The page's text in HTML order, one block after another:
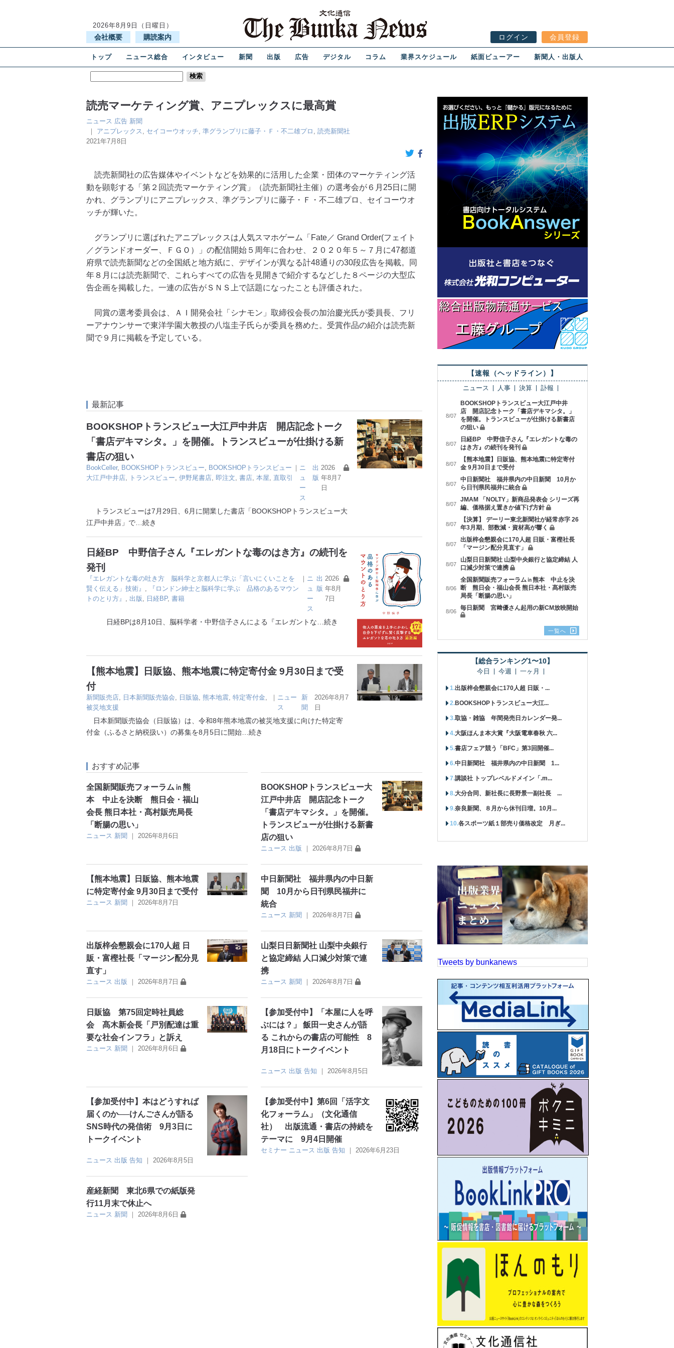
2026年8月9日（日曜日）
会社概要 購読案内 ログイン 会員登録
トップ ニュース総合 インタビュー 新聞 出版 広告 デジタル コラム 業界スケジュール 紙面ビューアー 新聞人・出版人
読売マーケティング賞、アニプレックスに最高賞
ニュース 広告 新聞
｜ アニプレックス , セイコーウオッチ, 準グランプリに藤子・Ｆ・不二雄プロ , 読売新聞社
2021年7月8日
読売新聞社の広告媒体やイベントなどを効果的に活用した企業・団体のマーケティング活
動を顕彰する「第２回読売マーケティング賞」（読売新聞社主催）の選考会が６月25日に開
かれ、グランプリにアニプレックス、準グランプリに藤子・Ｆ・不二雄プロ、セイコーウオ
ッチが輝いた。
グランプリに選ばれたアニプレックスは人気スマホゲーム「Fate／ Grand Order(フェイト
／グランドオーダー、ＦＧＯ）」の配信開始５周年に合わせ、２０２０年５～７月に47都道
府県で読売新聞などの全国紙と地方紙に、デザインが異なる計48通りの30段広告を掲載。同
年８月には読売新聞で、これらすべての広告を見開きで紹介するなどした８ページの大型広
告企画を掲載した。一連の広告がＳＮＳ上で話題になったことも評価された。
同賞の選考委員会は、ＡＩ開発会社「シナモン」取締役会長の加治慶光氏が委員長、フリ
ーアナウンサーで東洋学園大教授の八塩圭子氏らが委員を務めた。受賞作品の紹介は読売新
聞で９月に掲載を予定している。
最新記事
BOOKSHOPトランスビュー大江戸中井店 開店記念トーク
「書店デキマシタ。」を開催。トランスビューが仕掛ける新
書店の狙い
BookCeller, BOOKSHOPトランスビュー, BOOKSHOPトランスビュー
大江戸中井店, トランスビュー, 伊野尾書店, 即注文, 書店, 本屋, 直取引
｜ ニ
ュ
ー
ス
出
版
2026
年8月7
日
トランスビューは7月29日、6月に開業した書店「BOOKSHOPトランスビュー大
江戸中井店」で …続き
日経BP 中野信子さん『エレガントな毒のはき方』の続刊を
発刊
『エレガントな毒の吐き方 脳科学と京都人に学ぶ「言いにくいことを
賢く伝える」技術』 ,
『ロンドン紳士と脳科学に学ぶ 品格のあるマウン
トのとり方』 , 出版, 日経BP, 書籍
｜ ニ
ュ
ー
ス
出
版
2026
年8月
7日
日経BPは8月10日、脳科学者・中野信子さんによる『エレガントな …続き
【熊本地震】日販協、熊本地震に特定寄付金 9月30日まで受
付
新聞販売店 日本新聞販売協会 日販協 熊本地震 特定寄付金
被災地支援
｜ ニュー
ス
新
聞
2026年8月7
日
日本新聞販売協会（日販協）は、令和8年熊本地震の被災地支援に向けた特定寄
付金（ふるさと納税扱い）の募集を8月5日に開始 …続き
おすすめ記事
全国新聞販売フォーラム㏌熊
本 中止を決断 熊日会・福山
会長 熊日本社・髙村販売局長
「断腸の思い」
ニュース 新聞 ｜ 2026年8月6日
BOOKSHOPトランスビュー大
江戸中井店 開店記念トーク
「書店デキマシタ。」を開催。
トランスビューが仕掛ける新書
店の狙い
ニュース 出版 ｜ 2026年8月7日
【熊本地震】日販協、熊本地震
に特定寄付金 9月30日まで受付
ニュース 新聞 ｜ 2026年8月7日
中日新聞社 福井県内の中日新
聞 10月から日刊県民福井に
統合
ニュース 新聞 ｜ 2026年8月7日
出版梓会懇親会に170人超 日
販・富樫社長「マージン配分見
直す」
ニュース 出版 ｜ 2026年8月7日
山梨日日新聞社 山梨中央銀行
と協定締結 人口減少対策で連
携
ニュース 新聞 ｜ 2026年8月7日
日販協 第75回定時社員総
会 髙木新会長「戸別配達は重
要な社会インフラ」と訴え
ニュース 新聞 ｜ 2026年8月6日
【参加受付中】「本屋に人を呼
ぶには？」 飯田一史さんが語
る これからの書店の可能性 8
月18日にトークイベント
ニュース 出版 告知 ｜2026年8月5日
【参加受付中】本はどうすれば
届くのか──けんごさんが語る
SNS時代の発信術 9月3日に
トークイベント
ニュース 出版 告知 ｜ 2026年8月5日
【参加受付中】第6回「活字文
化フォーラム」（文化通信
社） 出版流通・書店の持続を
テーマに 9月4日開催
セミナー ニュース 出版 告知 ｜2026年6月23日
産経新聞 東北6県での紙版発
行11月末で休止へ
ニュース 新聞 ｜ 2026年8月6日
【速報（ヘッドライン）】
ニュース 人事 決算 訃報
8/07
BOOKSHOPトランスビュー大江戸中井
店 開店記念トーク「書店デキマシタ。」
を開催。トランスビューが仕掛ける新書店
の狙い
8/07
日経BP 中野信子さん『エレガントな毒の
はき方』の続刊を発刊
8/07
【熊本地震】日販協、熊本地震に特定寄付
金 9月30日まで受付
8/07
中日新聞社 福井県内の中日新聞 10月か
ら日刊県民福井に統合
8/07
JMAM 「NOLTY」新商品発表会 シリーズ再
編、価格据え置きか値下げ方針
8/07
【決算】 デーリー東北新聞社が経常赤字 26
年3月期、部数減・資材高が響く
8/07
出版梓会懇親会に170人超 日販・富樫社長
「マージン配分見直す」
8/07
山梨日日新聞社 山梨中央銀行と協定締結 人
口減少対策で連携
8/06
全国新聞販売フォーラム㏌熊本 中止を決
断 熊日会・福山会長 熊日本社・髙村販売
局長「断腸の思い」
8/06 毎日新聞 宮﨑優さん起用の新CM放映開始
一覧へ
【総合ランキング1〜10】
今日 今週 一ヶ月
出版梓会懇親会に170人超 日販・...
BOOKSHOPトランスビュー大江...
取協・雑協 年間発売日カレンダー発...
大阪ほんま本大賞『大阪電車春秋 六...
書店フェア競う「BFC」第3回開催...
中日新聞社 福井県内の中日新聞 1...
講談社 トップレベルドメイン「.m...
大分合同、新社長に長野景一副社長 ...
奈良新聞、８月から休刊日増。10月...
各スポーツ紙１部売り価格改定 月ぎ...
Tweets by bunkanews